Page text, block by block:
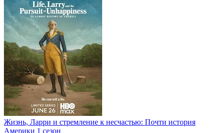
Жизнь, Ларри и стремление к несчастью: Почти история
Америки 1 сезон